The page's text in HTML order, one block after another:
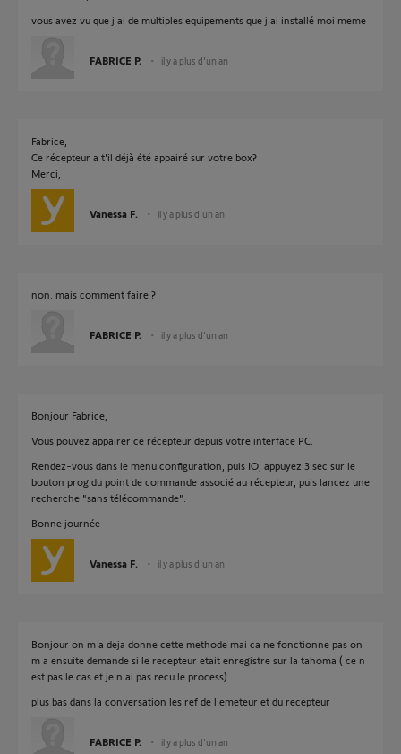
vous avez vu que j ai de multiples equipements que j ai installé moi meme
FABRICE P. il y a plus d'un an
Fabrice,
Ce récepteur a t'il déjà été appairé sur votre box?
Merci,
Vanessa F. il y a plus d'un an
non. mais comment faire ?
FABRICE P. il y a plus d'un an
Bonjour Fabrice,
Vous pouvez appairer ce récepteur depuis votre interface PC.
Rendez-vous dans le menu configuration, puis IO, appuyez 3 sec sur le
bouton prog du point de commande associé au récepteur, puis lancez une
recherche "sans télécommande".
Bonne journée
Vanessa F. il y a plus d'un an
Bonjour on m a deja donne cette methode mai ca ne fonctionne pas on
m a ensuite demande si le recepteur etait enregistre sur la tahoma ( ce n
est pas le cas et je n ai pas recu le process)
plus bas dans la conversation les ref de l emeteur et du recepteur
FABRICE P. il y a plus d'un an